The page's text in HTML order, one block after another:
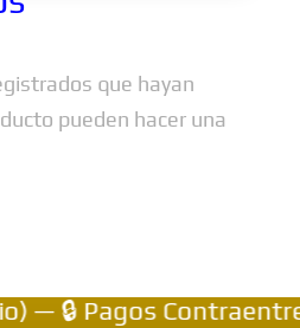
que hayan
pueden hacer una
🔒 Pagos